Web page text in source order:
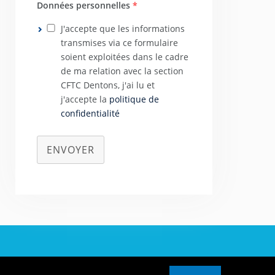
Données personnelles *
J'accepte que les informations
transmises via ce formulaire
soient exploitées dans le cadre
de ma relation avec la section
CFTC Dentons, j'ai lu et
j'accepte la politique de
confidentialité
ENVOYER